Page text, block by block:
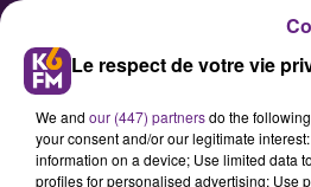
Le respect de votre vie
We and our (447) partnersdo the
your consent and/or our legitimate
information on a device; Use limited data
profiles for personalised advertising; Use